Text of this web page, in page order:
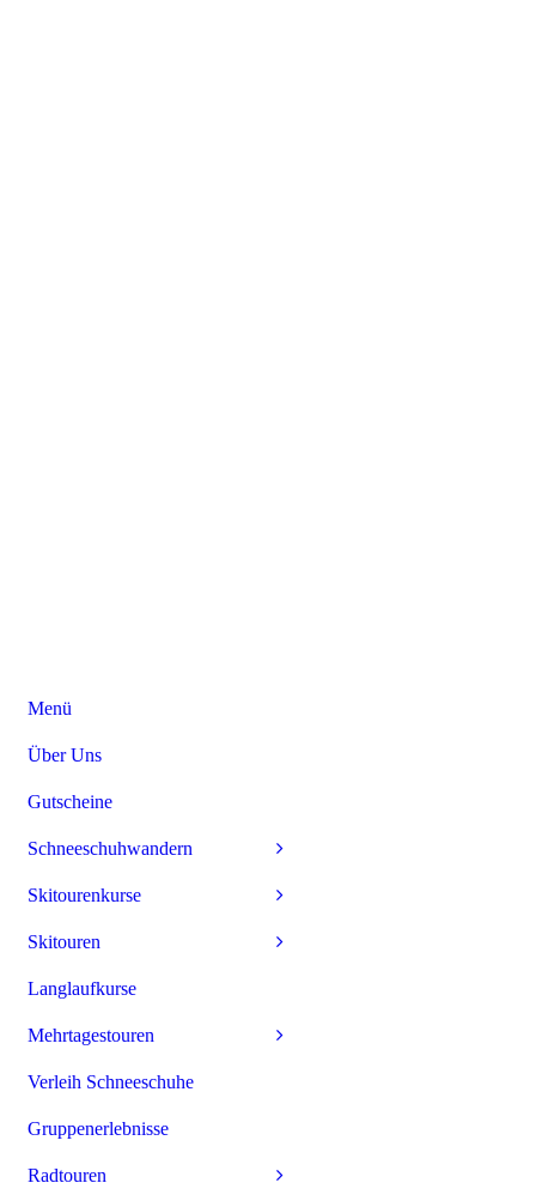
Menü
Über Uns
Gutscheine
Schneeschuhwandern
Skitourenkurse
Skitouren
Langlaufkurse
Mehrtagestouren
Verleih Schneeschuhe
Gruppenerlebnisse
Radtouren